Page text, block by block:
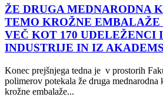
ŽE DRUGA MEDNARODNA
TEMO KROŽNE
VEČ KOT 170 UDELEŽENCI
INDUSTRIJE IN IZ
Konec prejšnjega tedna je v prostorih
polimerov potekala že druga mednarodna
krožne embalaže...